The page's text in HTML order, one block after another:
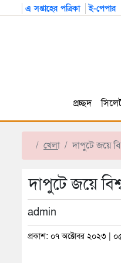
এ সপ্তাহের পত্রিকা ই-পেপার
প্রচ্ছদ
খেলা দাপুটে জয়ে
দাপুটে জয়ে
admin
প্রকাশ: ০৭ অক্টোবর ২০২৩ |